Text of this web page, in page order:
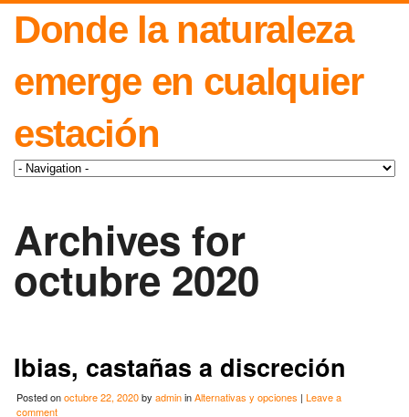
Donde la naturaleza
emerge en cualquier
estación
Archives for
octubre 2020
Ibias, castañas a discreción
Posted onoctubre 22, 2020by admininAlternativas y opciones | Leave a
comment